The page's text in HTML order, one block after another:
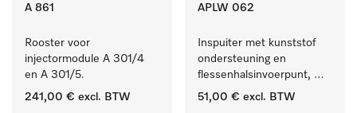
A 861
Rooster voor
injectormodule A 301/4
en A 301/5.
241,00 € excl. BTW
APLW 062
Inspuiter met kunststof
ondersteuning en
flessenhalsinvoerpunt,
ster, Ø 6, lengte 135 mm.
51,00 € excl. BTW